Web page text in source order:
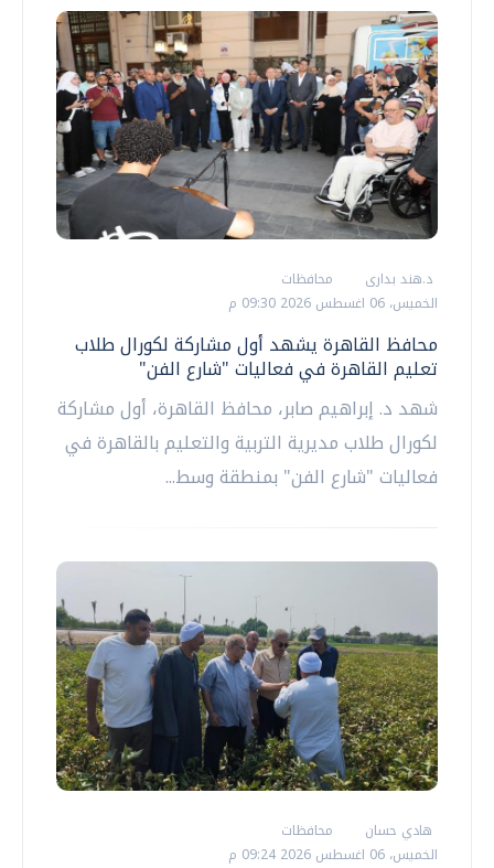
د.هند بدارى
محافظات
الخميس، 06 اغسطس 2026 09:30 م
محافظ القاهرة يشهد أول مشاركة لكورال طلاب
تعليم القاهرة في فعاليات "شارع الفن"
شهد د. إبراهيم صابر، محافظ القاهرة، أول مشاركة
لكورال طلاب مديرية التربية والتعليم بالقاهرة في
فعاليات "شارع الفن" بمنطقة وسط...
هادي حسان
محافظات
الخميس، 06 اغسطس 2026 09:24 م